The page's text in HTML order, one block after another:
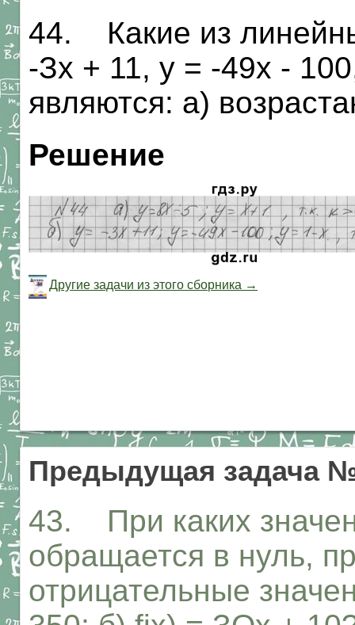
44. Какие из
-Зх + 11, у = -49х -
являются: а)
Решение
Другие задачи из этого сборника →
Предыдущая задача
43. При каких
обращается в нуль,
отрицательные